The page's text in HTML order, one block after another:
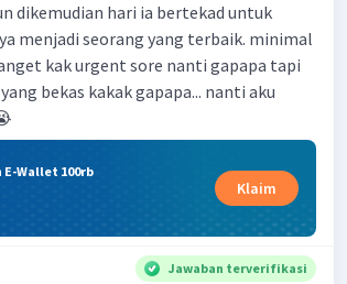
dikemudian hari ia bertekad untuk
menjadi seorang yang terbaik. minimal
kak urgent sore nanti gapapa tapi
bekas kakak gapapa... nanti aku
Wallet 100rb
Klaim
Jawaban terverifikasi